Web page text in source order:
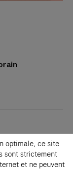
optimale, ce site
sont strictement
et ne peuvent